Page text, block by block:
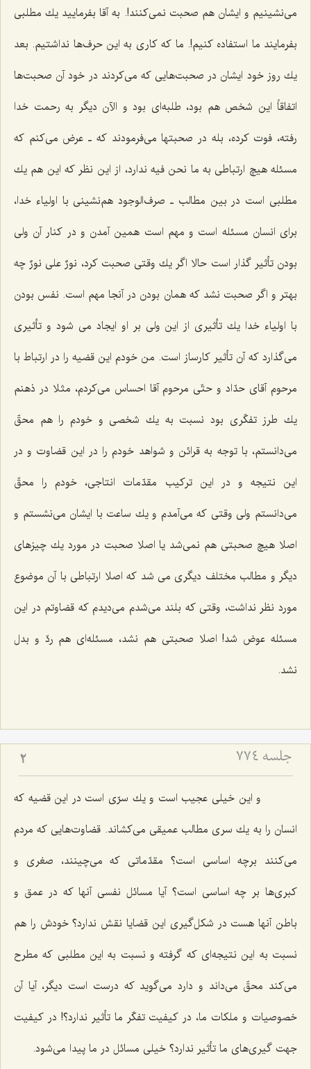
می‌نشینیم و ایشان هم صحبت نمی‌كنند!. به آقا بفرمایید یك مطلبی
بفرمایند ما استفاده كنیم!. ما كه كاری به این حرف‌ها نداشتیم. بعد
یك روز خود ایشان در صحبت‌هایی كه می‌كردند در خود آن صحبت‌ها
اتفاقاً این شخص هم بود، طلبه‌ای بود و الآن دیگر به رحمت خدا
رفته، فوت كرده، بله در صحبتها می‌فرمودند كه ـ عرض می‌كنم كه
مسئله هیچ ارتباطی به ما نحن فیه ندارد، از این نظر كه این هم یك
مطلبی است در بین مطالب ـ صرف‌الوجود هم‌نشینی با اولیاء خدا،
برای انسان مسئله است و مهم است همین آمدن و در كنار آن ولی
بودن تأثیر گذار است حالا اگر یك وقتی صحبت كرد، نورٌ علی نورٌ چه
بهتر و اگر صحبت نشد كه همان بودن در آنجا مهم است. نفس بودن
با اولیاء خدا یك تأثیری از این ولی بر او ایجاد می شود و تأثیری
می‌گذارد كه آن تأثیر كارساز است. من خودم این قضیه را در ارتباط با
مرحوم آقای حدّاد و حتّی مرحوم آقا احساس می‌كردم، مثلا در ذهنم
یك طرز تفكّری بود نسبت به یك شخصی و خودم را هم محقّ
می‌دانستم، با توجه به قرائن و شواهد خودم را در این قضاوت و در
این نتیجه و در این تركیب مقدّمات انتاجی، خودم را محقّ
می‌دانستم ولی وقتی كه می‌آمدم و یك ساعت با ایشان می‌نشستم و
اصلا هیچ صحبتی هم نمی‌شد یا اصلا صحبت در مورد یك چیزهای
دیگر و مطالب مختلف دیگری می شد كه اصلا ارتباطی با آن موضوع
مورد نظر نداشت، وقتی كه بلند می‌شدم می‌دیدم كه قضاوتم در این
مسئله عوض شد! اصلا صحبتی هم نشد، مسئله‌ای هم ردّ و بدل
نشد.
جلسه ۷۷۴ 2
و این خیلی عجیب است و یك سرّی است در این قضیه كه
انسان را به یك سری مطالب عمیقی می‌كشاند. قضاوت‌هایی كه مردم
می‌كنند برچه اساسی است؟ مقدّماتی كه می‌چینند، صغری و
كبری‌ها بر چه اساسی است؟ آیا مسائل نفسی آنها كه در عمق و
باطن آنها هست در شكل‌گیری این قضایا نقش ندارد؟ خودش را هم
نسبت به این نتیجه‌ای كه گرفته و نسبت به این مطلبی كه مطرح
می‌كند محقّ می‌داند و دارد می‌گوید كه درست است دیگر، آیا آن
خصوصیات و ملكات ما، در كیفیت تفكّر ما تأثیر ندارد؟! در كیفیت
جهت گیری‌های ما تأثیر ندارد؟ خیلی مسائل در ما پیدا می‌شود.